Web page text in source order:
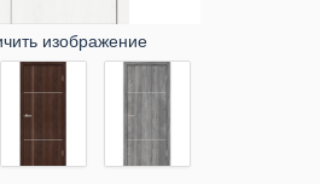
изображение